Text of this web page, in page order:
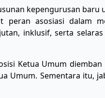
kepengurusan baru
peran asosiasi dalam
inklusif, serta
Ketua Umum diemban
Umum. Sementara itu,